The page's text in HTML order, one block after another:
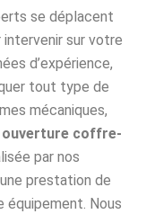
se déplacent
sur votre
d’expérience,
tout type de
mécaniques,
ouverture coffre-
par nos
prestation de
Nous